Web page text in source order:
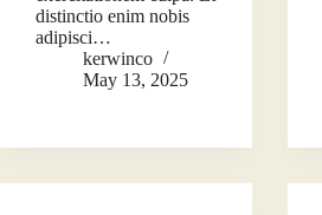
distinctio enim nobis
adipisci…
kerwinco
May 13, 2025